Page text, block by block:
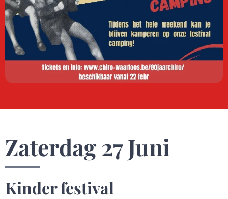
Zaterdag 27 Juni
Kinder festival